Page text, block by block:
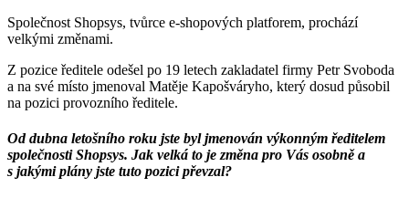
Společnost Shopsys, tvůrce e-shopových platforem, prochází
velkými změnami.
Z pozice ředitele odešel po 19 letech zakladatel firmy Petr Svoboda
a na své místo jmenoval Matěje Kapošváryho, který dosud působil
na pozici provozního ředitele.
Od dubna letošního roku jste byl jmenován výkonným ředitelem
společnosti Shopsys. Jak velká to je změna pro Vás osobně a
s jakými plány jste tuto pozici převzal?